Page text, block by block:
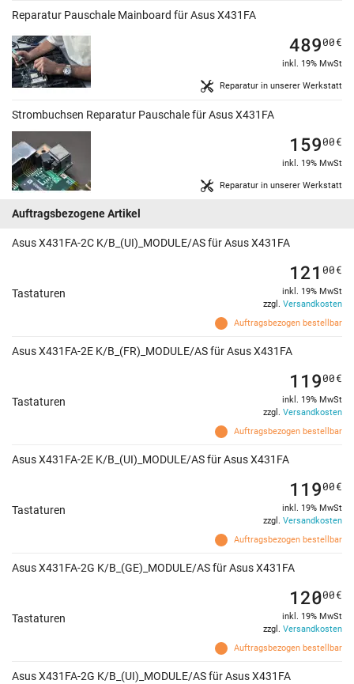
Reparatur Pauschale Mainboard für Asus X431FA
Reparatur in unserer Werkstatt
48900€
inkl. 19% MwSt
Strombuchsen Reparatur Pauschale für Asus X431FA
Reparatur in unserer Werkstatt
15900€
inkl. 19% MwSt
Auftragsbezogene Artikel
Asus X431FA-2C K/B_(UI)_MODULE/AS für Asus X431FA
Tastaturen
Auftragsbezogen bestellbar
121 00€
inkl. 19% MwSt
zzgl. Versandkosten
Asus X431FA-2E K/B_(FR)_MODULE/AS für Asus X431FA
Tastaturen
Auftragsbezogen bestellbar
11900€
inkl. 19% MwSt
zzgl. Versandkosten
Asus X431FA-2E K/B_(UI)_MODULE/AS für Asus X431FA
Tastaturen
Auftragsbezogen bestellbar
11900€
inkl. 19% MwSt
zzgl. Versandkosten
Asus X431FA-2G K/B_(GE)_MODULE/AS für Asus X431FA
Tastaturen
Auftragsbezogen bestellbar
12000€
inkl. 19% MwSt
zzgl. Versandkosten
Asus X431FA-2G K/B_(UI)_MODULE/AS für Asus X431FA